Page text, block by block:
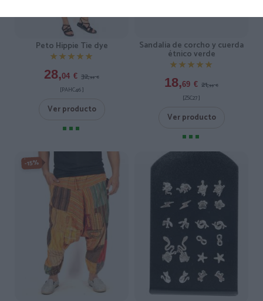
Peto Hippie Tie dye
★★★★★
★★★★★
28,04 € 32,99 €
[PAHC46 ]
Ver producto
Sandalia de corcho y cuerda
étnico verde
★★★★★
★★★★★
18,69 € 21,99 €
[ZSC27 ]
Ver producto
-15%